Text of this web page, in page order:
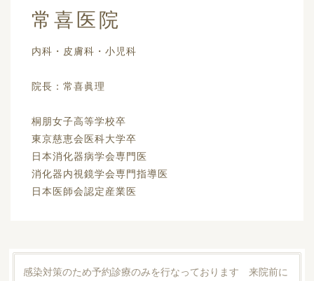
常喜医院
内科・皮膚科・小児科
院長：常喜眞理
桐朋女子高等学校卒
東京慈恵会医科大学卒
日本消化器病学会専門医
消化器内視鏡学会専門指導医
日本医師会認定産業医
感染対策のため予約診療のみを行なっております 来院前に